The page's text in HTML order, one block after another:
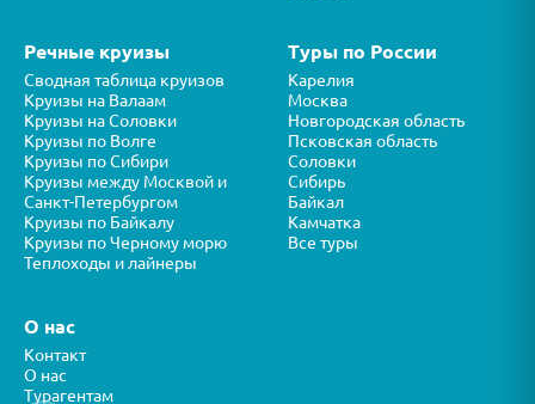
Речные круизы
Сводная таблица круизов
Круизы на Валаам
Круизы на Соловки
Круизы по Волге
Круизы по Сибири
Круизы между Москвой и
Санкт-Петербургом
Круизы по Байкалу
Круизы по Черному морю
Теплоходы и лайнеры
Туры по России
Карелия
Москва
Новгородская область
Псковская область
Соловки
Сибирь
Байкал
Камчатка
Все туры
О нас
Контакт
О нас
Турагентам